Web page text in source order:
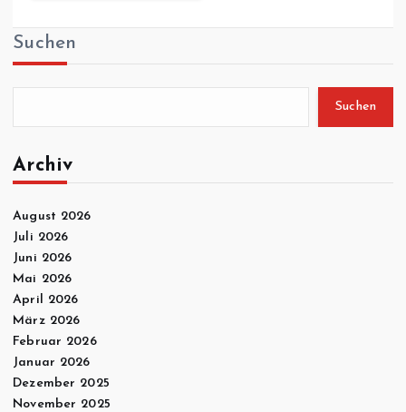
Suchen
Suchen
Archiv
August 2026
Juli 2026
Juni 2026
Mai 2026
April 2026
März 2026
Februar 2026
Januar 2026
Dezember 2025
November 2025